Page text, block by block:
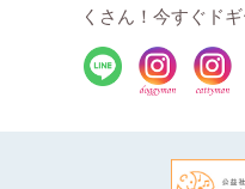
くさん！今すぐド